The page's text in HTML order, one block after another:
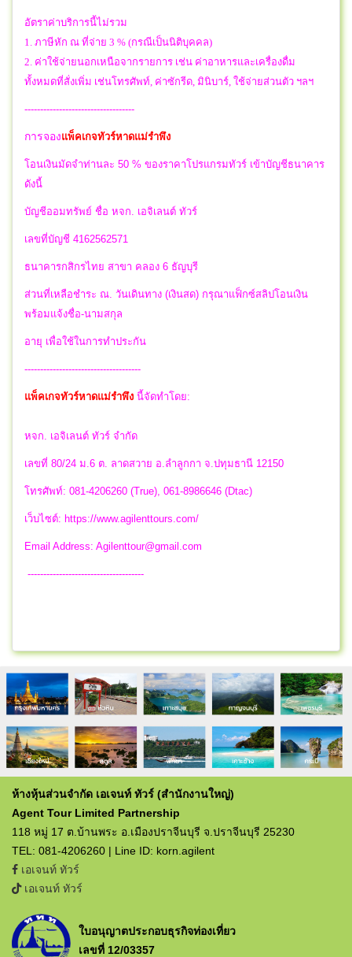
อัตราค่าบริการนี้ไม่รวม
1. ภาษีหัก ณ ที่จ่าย 3 % (กรณีเป็นนิติบุคคล)
2. ค่าใช้จ่ายนอกเหนือจากรายการ เช่น ค่าอาหารและเครื่องดื่ม
ทั้งหมดที่สั่งเพิ่ม เช่นโทรศัพท์, ค่าซักรีด, มินิบาร์, ใช้จ่ายส่วนตัว ฯลฯ
-----------------------------------
การจองแพ็คเกจทัวร์หาดแม่รำพึง
โอนเงินมัดจำท่านละ 50 % ของราคาโปรแกรมทัวร์ เข้าบัญชีธนาคาร
ดังนี้
บัญชีออมทรัพย์ ชื่อ หจก. เอจิเลนต์ ทัวร์
เลขที่บัญชี 4162562571
ธนาคารกสิกรไทย สาขา คลอง 6 ธัญบุรี
ส่วนที่เหลือชำระ ณ. วันเดินทาง (เงินสด) กรุณาแฟ็กซ์สลิปโอนเงิน
พร้อมแจ้งชื่อ-นามสกุล
อายุ เพื่อใช้ในการทำประกัน
-------------------------------------
แพ็คเกจทัวร์หาดแม่รำพึง นี้จัดทำโดย:
หจก. เอจิเลนต์ ทัวร์ จำกัด
เลขที่ 80/24 ม.6 ต. ลาดสวาย อ.ลำลูกกา จ.ปทุมธานี 12150
โทรศัพท์: 081-4206260 (True), 061-8986646 (Dtac)
เว็บไซต์: https://www.agilenttours.com/
Email Address: Agilenttour@gmail.com
-------------------------------------
ห้างหุ้นส่วนจำกัด เอเจนท์ ทัวร์ (สำนักงานใหญ่)
Agent Tour Limited Partnership
118 หมู่ 17 ต.บ้านพระ อ.เมืองปราจีนบุรี จ.ปราจีนบุรี 25230
TEL: 081-4206260 | Line ID: korn.agilent
เอเจนท์ ทัวร์
เอเจนท์ ทัวร์
ใบอนุญาตประกอบธุรกิจท่องเที่ยว
เลขที่ 12/03357